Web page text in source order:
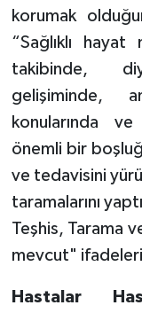
korumak
“Sağlıklı
takibinde,
gelişiminde,
konularında
önemli bir
ve tedavisini
taramalarını
Teşhis, Tarama
mevcut"
Hastalar